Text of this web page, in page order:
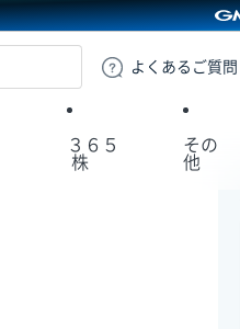
GMOクリック証券
よくある ご質問
３６５
株
その
他